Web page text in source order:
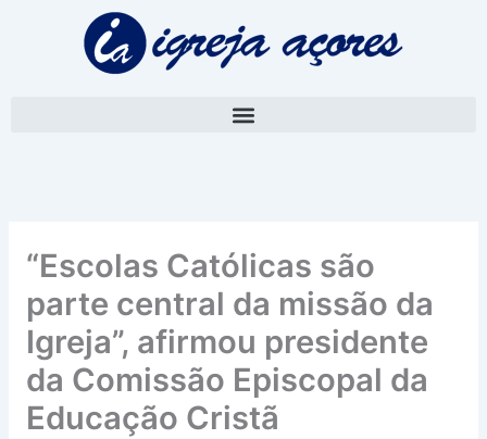
“Escolas Católicas são
parte central da missão da
Igreja”, afirmou presidente
da Comissão Episcopal da
Educação Cristã